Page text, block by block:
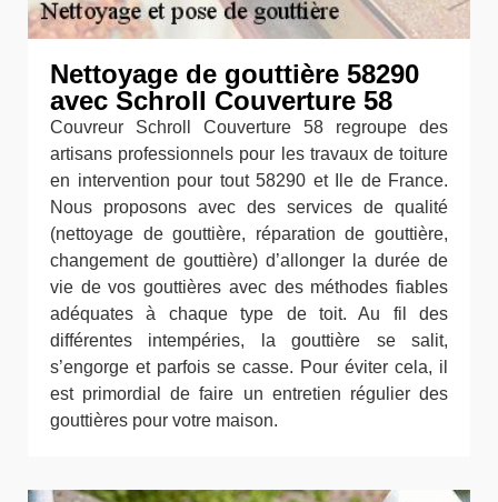
Nettoyage de gouttière 58290
avec Schroll Couverture 58
Couvreur Schroll Couverture 58 regroupe des
artisans professionnels pour les travaux de toiture
en intervention pour tout 58290 et Ile de France.
Nous proposons avec des services de qualité
(nettoyage de gouttière, réparation de gouttière,
changement de gouttière) d’allonger la durée de
vie de vos gouttières avec des méthodes fiables
adéquates à chaque type de toit. Au fil des
différentes intempéries, la gouttière se salit,
s’engorge et parfois se casse. Pour éviter cela, il
est primordial de faire un entretien régulier des
gouttières pour votre maison.